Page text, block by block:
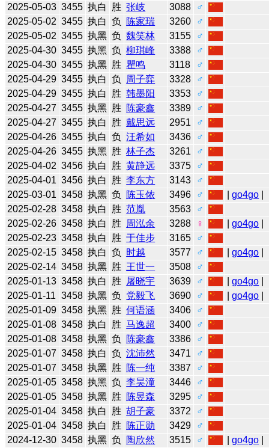
2025-05-03 3455 执白 胜 张岐 3088
♂
2025-05-02 3455 执白 负 陈家瑞 3260
♂
2025-05-02 3455 执黑 负 魏笑林 3155
♂
2025-04-30 3455 执黑 负 柳琪峰 3388
♂
2025-04-30 3455 执黑 胜 瞿鸣 3118
♂
2025-04-29 3455 执白 负 周子弈 3328
♂
2025-04-29 3455 执白 胜 韩墨阳 3353
♂
2025-04-27 3455 执黑 胜 陈豪鑫 3389
♂
2025-04-27 3455 执白 胜 戴思远 2951
♂
2025-04-26 3455 执白 负 汪希如 3436
♂
2025-04-26 3455 执黑 胜 林子杰 3261
♂
2025-04-02 3456 执白 胜 黄静远 3375
♂
2025-04-01 3456 执白 胜 李东方 3143
♂
2025-03-01 3458 执黑 负 陈玉侬 3496 ♂ |go4go
2025-02-28 3458 执白 胜 范胤 3563
♂
2025-02-26 3458 执白 胜 周泓余 3288 ♀ |go4go
2025-02-23 3458 执白 胜 于佳步 3165
♂
2025-02-15 3458 执白 负 时越 3577 ♂ |go4go
2025-02-14 3458 执黑 胜 王世一 3508
♂
2025-01-13 3458 执白 胜 屠晓宇 3639 ♂ |go4go
2025-01-11 3458 执黑 负 党毅飞 3690 ♂ |go4go
2025-01-09 3458 执黑 胜 何语涵 3406
♂
2025-01-08 3458 执白 胜 马逸超 3400
♂
2025-01-08 3458 执黑 负 陈豪鑫 3386
♂
2025-01-07 3458 执白 负 沈沛然 3471
♂
2025-01-07 3458 执黑 胜 陈一纯 3387
♂
2025-01-05 3458 执黑 负 李昊潼 3446
♂
2025-01-05 3458 执黑 胜 陈昱森 3295
♂
2025-01-04 3458 执白 胜 胡子豪 3372
♂
2025-01-04 3458 执白 胜 陈正勋 3429
♂
2024-12-30 3458 执黑 负 陶欣然 3515 ♂ |go4go